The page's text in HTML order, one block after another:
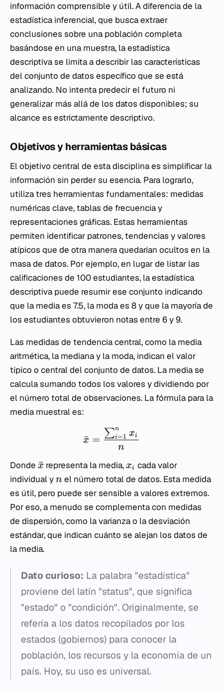
información comprensible y útil. A diferencia de la
estadística inferencial, que busca extraer
conclusiones sobre una población completa
basándose en una muestra, la estadística
descriptiva se limita a describir las características
del conjunto de datos específico que se está
analizando. No intenta predecir el futuro ni
generalizar más allá de los datos disponibles; su
alcance es estrictamente descriptivo.
Objetivos y herramientas básicas
El objetivo central de esta disciplina es simplificar la
información sin perder su esencia. Para lograrlo,
utiliza tres herramientas fundamentales: medidas
numéricas clave, tablas de frecuencia y
representaciones gráficas. Estas herramientas
permiten identificar patrones, tendencias y valores
atípicos que de otra manera quedarían ocultos en la
masa de datos. Por ejemplo, en lugar de listar las
calificaciones de 100 estudiantes, la estadística
descriptiva puede resumir ese conjunto indicando
que la media es 7.5, la moda es 8 y que la mayoría de
los estudiantes obtuvieron notas entre 6 y 9.
Las medidas de tendencia central, como la media
aritmética, la mediana y la moda, indican el valor
típico o central del conjunto de datos. La media se
calcula sumando todos los valores y dividiendo por
el número total de observaciones. La fórmula para la
media muestral es:
x
ˉ =
n
∑i=1
n xi
Donde x
ˉ representa la media, xi cada valor
individual y n el número total de datos. Esta medida
es útil, pero puede ser sensible a valores extremos.
Por eso, a menudo se complementa con medidas
de dispersión, como la varianza o la desviación
estándar, que indican cuánto se alejan los datos de
la media.
Dato curioso: La palabra "estadística"
proviene del latín "status", que significa
"estado" o "condición". Originalmente, se
refería a los datos recopilados por los
estados (gobiernos) para conocer la
población, los recursos y la economía de un
país. Hoy, su uso es universal.